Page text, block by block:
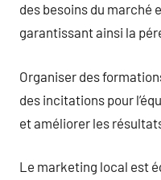
des besoins du marché
garantissant ainsi la
Organiser des
des incitations pour
et améliorer les
Le marketing local est